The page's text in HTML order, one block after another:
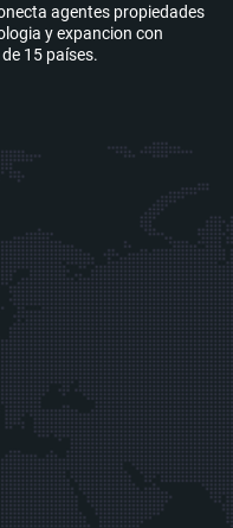
agentes propiedades
y expancion con
15 países.